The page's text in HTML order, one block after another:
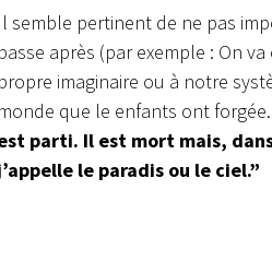
Il semble pertinent de ne pas
passe après (par exemple : On
propre imaginaire ou à notre
monde que le enfants ont
parti. Il est mort mais,
le paradis ou le ciel.”